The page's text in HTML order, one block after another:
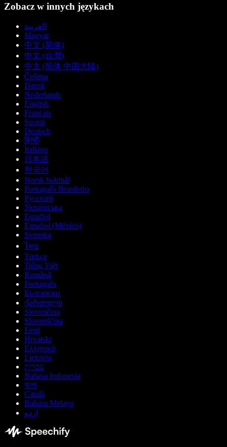
Zobacz w innych językach
العربية
Magyar
中文 (简体)
中文 (台灣)
中文 (简体 中国大陆)
Čeština
Dansk
Nederlands
English
Français
Suomi
Deutsch
हिन्दी
Italiano
日本語
한국어
Norsk bokmål
Português Brasileiro
Русский
Українська
Español
Español (México)
Svenska
ไทย
Türkçe
Tiếng Việt
Română
Português
Български
ქართული
Slovenčina
Slovenščina
Eesti
Hrvatski
Ελληνικά
Lietuvių
עברית
Bahasa Indonesia
বাংলা
Català
Bahasa Melayu
اردو